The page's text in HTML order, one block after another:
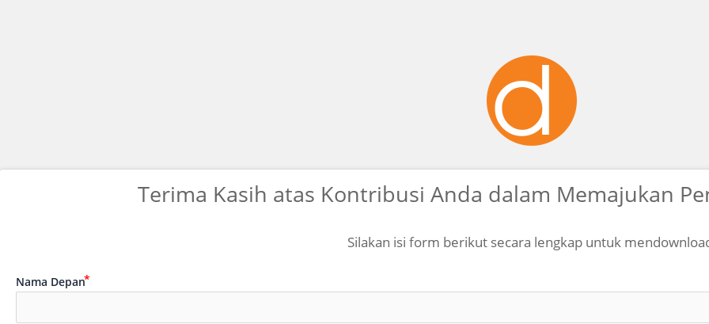
Terima Kasih atas Kontribusi Anda dalam Memajukan
Silakan isi form berikut secara lengkap untuk
Nama Depan